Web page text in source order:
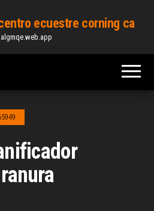
ecuestre corning ca